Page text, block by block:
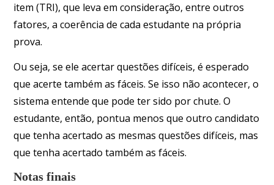
item (TRI), que leva em consideração, entre outros
fatores, a coerência de cada estudante na própria
prova.
Ou seja, se ele acertar questões difíceis, é esperado
que acerte também as fáceis. Se isso não acontecer, o
sistema entende que pode ter sido por chute. O
estudante, então, pontua menos que outro candidato
que tenha acertado as mesmas questões difíceis, mas
que tenha acertado também as fáceis.
Notas finais